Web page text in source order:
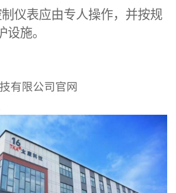
仪表应由专人操作，并按规
设施。
有限公司官网